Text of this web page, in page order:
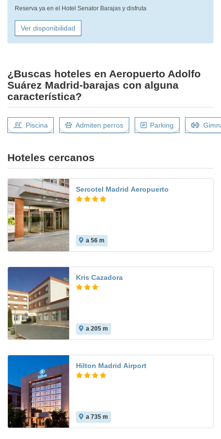
Reserva ya en el Hotel Senator Barajas y disfruta
Ver disponibilidad
¿Buscas hoteles en Aeropuerto Adolfo
Suárez Madrid-barajas con alguna
característica?
Piscina Admiten perros Parking
Hoteles cercanos
Sercotel Madrid Aeropuerto
a 56 m
Kris Cazadora
a 205 m
Hilton Madrid Airport
a 735 m